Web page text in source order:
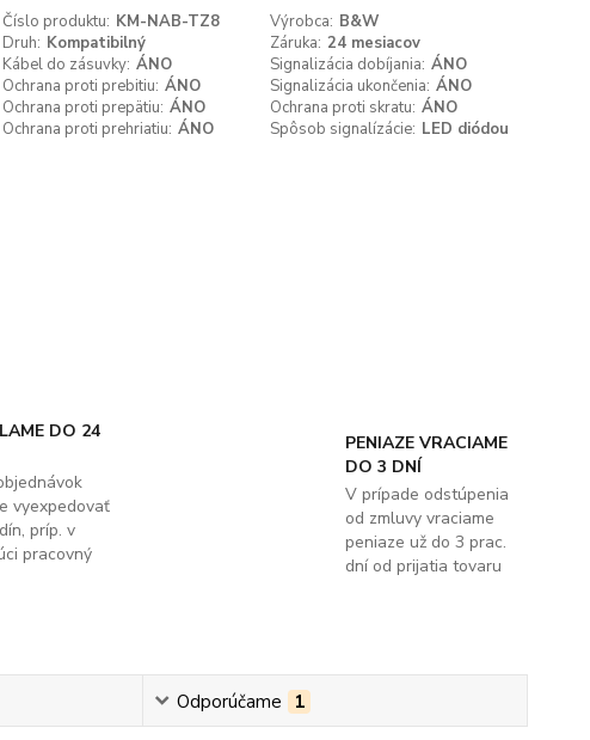
Číslo produktu: KM-NAB-TZ8 Výrobca: B&W
Druh: Kompatibilný Záruka: 24 mesiacov
Kábel do zásuvky: ÁNO Signalizácia dobíjania: ÁNO
Ochrana proti prebitiu: ÁNO Signalizácia ukončenia: ÁNO
Ochrana proti prepätiu: ÁNO Ochrana proti skratu: ÁNO
Ochrana proti prehriatiu: ÁNO Spôsob signalízácie: LED diódou
DO 24
vyexpedovať
príp. v
pracovný
PENIAZE VRACIAME
DO 3 DNÍ
V prípade odstúpenia
od zmluvy vraciame
peniaze už do 3 prac.
dní od prijatia tovaru
Odporúčame 1